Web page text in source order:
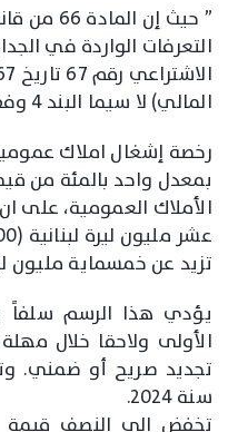
التعرفات الواردة في
المالي) لا سيما البند 4 وفقا لما يلي المتعلق بــــ:
رخصة إشغال املاك
بمعدل واحد بالمئة من
الأملاك العمومية، على
تزيد عن خمسماية مليون ليرة لبنانية
يؤدي هذا الرسم سلفاً
الأولى ولاحقا خلال
تجديد صريح أو ضمني.
سنة 2024.
تخفض إلى النصف قيمة